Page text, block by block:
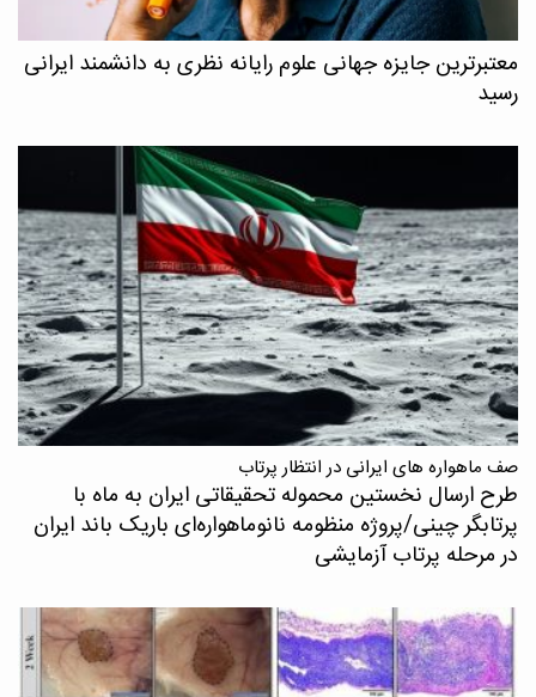
معتبرترین جایزه جهانی علوم رایانه نظری به دانشمند ایرانی
رسید
صف ماهواره های ایرانی در انتظار پرتاب
طرح ارسال نخستین محموله تحقیقاتی ایران به ماه با
پرتابگر چینی/پروژه منظومه نانوماهواره‌ای باریک باند ایران
در مرحله پرتاب آزمایشی